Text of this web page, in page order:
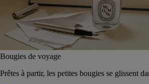
Bougies de voyage
Prêtes à partir, les petites bougies se glissent